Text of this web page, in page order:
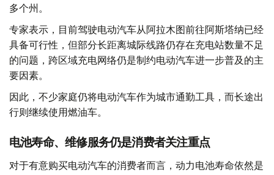
多个州。
专家表示，目前驾驶电动汽车从阿拉木图前往阿斯塔纳已经
具备可行性，但部分长距离城际线路仍存在充电站数量不足
的问题，跨区域充电网络仍是制约电动汽车进一步普及的主
要因素。
因此，不少家庭仍将电动汽车作为城市通勤工具，而长途出
行则继续使用燃油车。
电池寿命、维修服务仍是消费者关注重点
对于有意购买电动汽车的消费者而言，动力电池寿命依然是